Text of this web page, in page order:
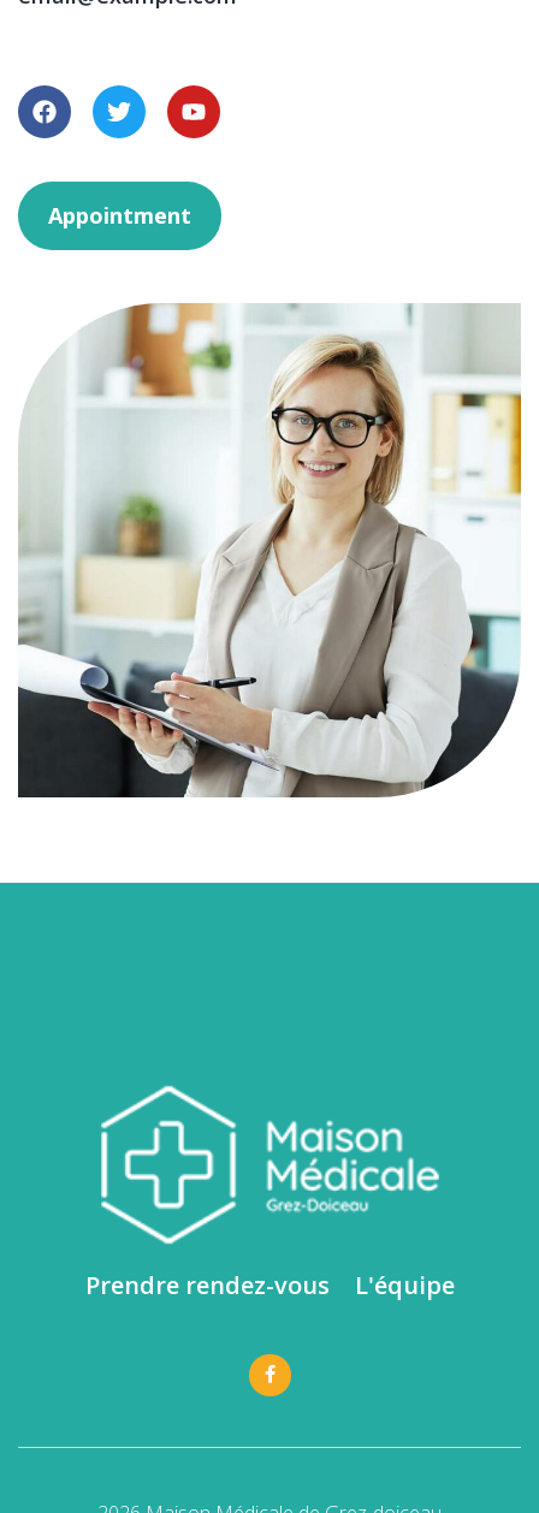
Appointment
Prendre rendez-vous L'équipe